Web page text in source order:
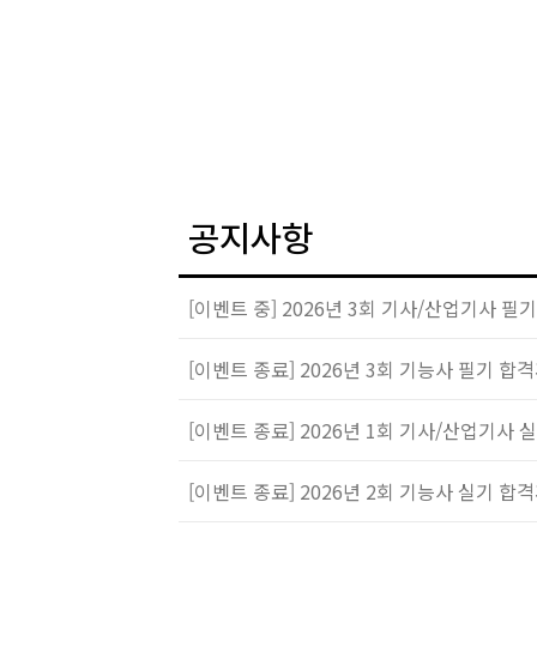
공지사항
[이벤트 중] 2026년 3회 기사/산업기사 필
등 온라인 통합 상품권)
[이벤트 종료] 2026년 3회 기능사 필기 합
라인 상품권)
[이벤트 종료] 2026년 1회 기사/산업기사
(1등 온라인 통합 상품권)
[이벤트 종료] 2026년 2회 기능사 실기 합